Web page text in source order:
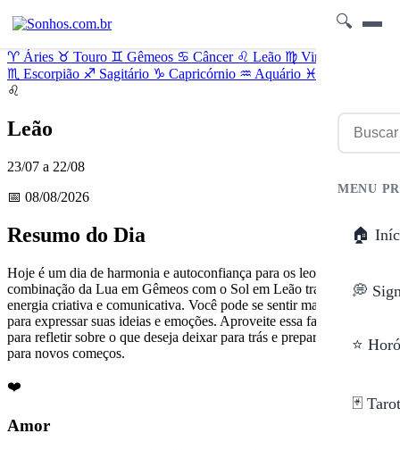
🔍
MENU
🏠
💭
⭐
🃏
♈ Áries ♉ Touro ♊ Gêmeos ♋ Câncer ♌ Leão ♍ Virgem
♏ Escorpião ♐ Sagitário ♑ Capricórnio ♒ Aquário ♓
♌
Leão
23/07 a 22/08
📅 08/08/2026
Resumo do Dia
Hoje é um dia de harmonia e autoconfiança para os leoninos. A
combinação da Lua em Gêmeos com o Sol em Leão traz uma
energia criativa e comunicativa. Você pode se sentir mais à vontade
para expressar suas ideias e emoções. Aproveite essa fase minguante
para refletir sobre o que deseja deixar para trás e preparar o terreno
para novos começos.
❤️
Amor